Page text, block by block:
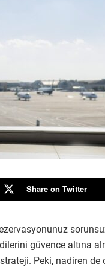
Share on Twitter
güvence altına
Peki, nadiren de